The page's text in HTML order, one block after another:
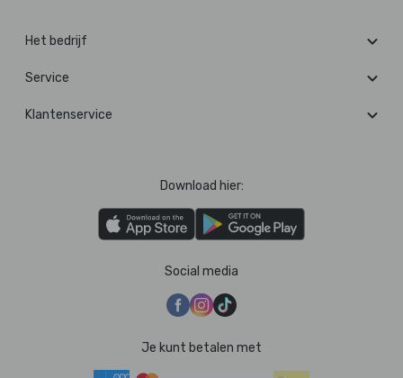
Het bedrijf
Service
Klantenservice
Download hier:
Social media
Je kunt betalen met